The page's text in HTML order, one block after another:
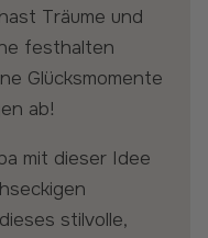
Träume und
festhalten
Glücksmomente
ab!
stilvolle,